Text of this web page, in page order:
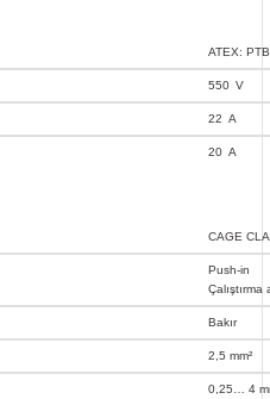
ATEX:
550 V
22 A
20 A
CAGE
Push-in
Çalıştırma
Bakır
2,5 mm²
0,25… 4